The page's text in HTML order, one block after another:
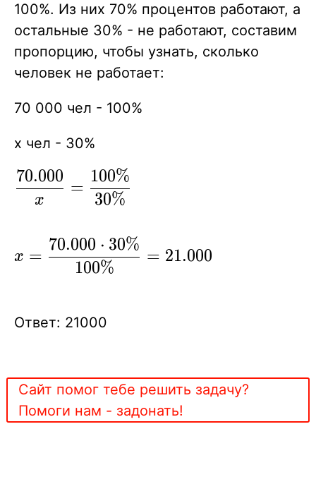
100%. Из них 70% процентов работают, а
остальные 30% - не работают, составим
пропорцию, чтобы узнать, сколько
человек не работает:
70 000 чел - 100%
x чел - 30%
\displaystyle
{x} =
\frac{100
\%}{30\%} }
x
70.000
=
30%
100%
\displaystyle { x
=
21.000 }
x =
100%
70.000 ⋅ 30%
= 21.000
Ответ: 21000
Сайт помог тебе решить задачу?
Помоги нам - задонать!